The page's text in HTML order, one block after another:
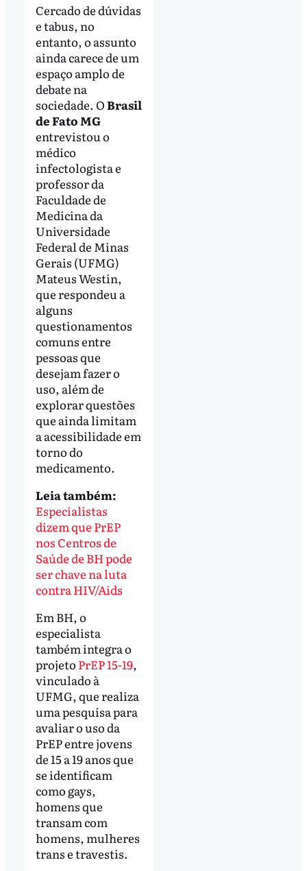
Cercado de dúvidas
e tabus, no
entanto, o assunto
ainda carece de um
espaço amplo de
debate na
sociedade. OBrasil
de Fato MG
entrevistou o
médico
infectologista e
professor da
Faculdade de
Medicina da
Universidade
Federal de Minas
Gerais (UFMG)
Mateus Westin,
que respondeu a
alguns
questionamentos
comuns entre
pessoas que
desejam fazer o
uso, além de
explorar questões
que ainda limitam
a acessibilidade em
torno do
medicamento.
Leia também:
Especialistas
dizem que PrEP
nos Centros de
Saúde de BH pode
ser chave na luta
contra HIV/Aids
Em BH, o
especialista
também integra o
projeto PrEP 15-19,
vinculado à
UFMG, que realiza
uma pesquisa para
avaliar o uso da
PrEP entre jovens
de 15 a 19 anos que
se identificam
como gays,
homens que
transam com
homens, mulheres
trans e travestis.